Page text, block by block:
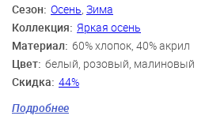
Сезон: Осень, Зима
Коллекция: Яркая осень
Материал: 60% хлопок, 40% акрил
Цвет: белый, розовый, малиновый
Скидка: 44%
Девочки
Возраст: 12-14 мес.
Подробнее